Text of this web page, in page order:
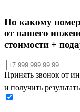
По какому
от нашего
стоимости +
Принять звонок от
и получить